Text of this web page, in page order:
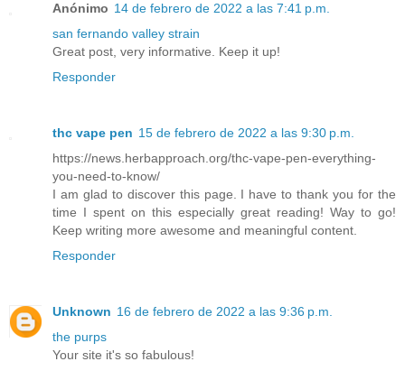
Anónimo 14 de febrero de 2022 a las 7:41 p.m.
san fernando valley strain
Great post, very informative. Keep it up!
Responder
thc vape pen 15 de febrero de 2022 a las 9:30 p.m.
https://news.herbapproach.org/thc-vape-pen-everything-
you-need-to-know/
I am glad to discover this page. I have to thank you for the
time I spent on this especially great reading! Way to go!
Keep writing more awesome and meaningful content.
Responder
Unknown 16 de febrero de 2022 a las 9:36 p.m.
the purps
Your site it's so fabulous!